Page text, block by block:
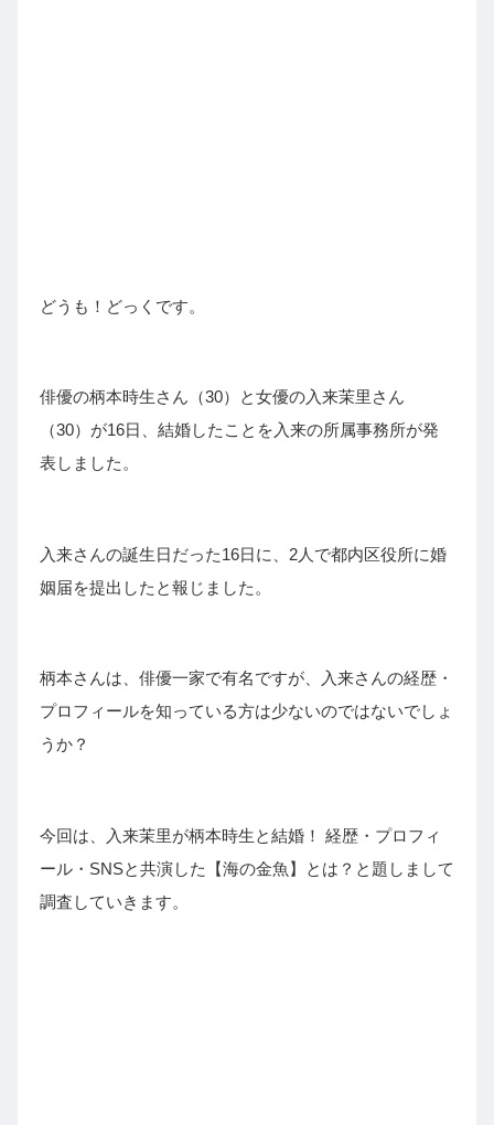
どうも！どっくです。
俳優の柄本時生さん（30）と女優の入来茉里さん
（30）が16日、結婚したことを入来の所属事務所が発
表しました。
入来さんの誕生日だった16日に、2人で都内区役所に婚
姻届を提出したと報じました。
柄本さんは、俳優一家で有名ですが、入来さんの経歴・
プロフィールを知っている方は少ないのではないでしょ
うか？
今回は、入来茉里が柄本時生と結婚！ 経歴・プロフィ
ール・SNSと共演した【海の金魚】とは？と題しまして
調査していきます。